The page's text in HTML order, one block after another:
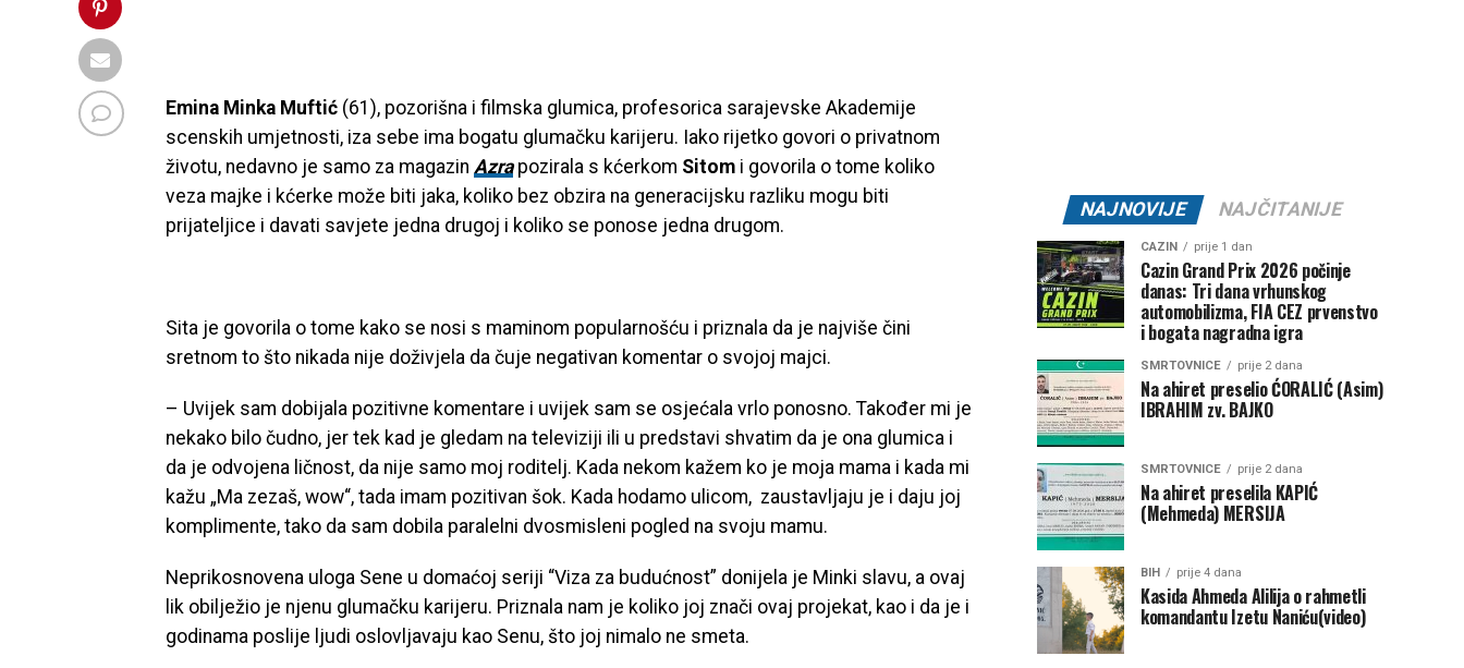
Emina Minka Muftić (61), pozorišna i filmska glumica, profesorica sarajevske Akademije
scenskih umjetnosti, iza sebe ima bogatu glumačku karijeru. Iako rijetko govori o privatnom
životu, nedavno je samo za magazin Azrapozirala s kćerkom Sitom i govorila o tome koliko
veza majke i kćerke može biti jaka, koliko bez obzira na generacijsku razliku mogu biti
prijateljice i davati savjete jedna drugoj i koliko se ponose jedna drugom.
Sita je govorila o tome kako se nosi s maminom popularnošću i priznala da je najviše čini
sretnom to što nikada nije doživjela da čuje negativan komentar o svojoj majci.
– Uvijek sam dobijala pozitivne komentare i uvijek sam se osjećala vrlo ponosno. Također mi je
nekako bilo čudno, jer tek kad je gledam na televiziji ili u predstavi shvatim da je ona glumica i
da je odvojena ličnost, da nije samo moj roditelj. Kada nekom kažem ko je moja mama i kada mi
kažu „Ma zezaš, wow“, tada imam pozitivan šok. Kada hodamo ulicom, zaustavljaju je i daju joj
komplimente, tako da sam dobila paralelni dvosmisleni pogled na svoju mamu.
Neprikosnovena uloga Sene u domaćoj seriji “Viza za budućnost” donijela je Minki slavu, a ovaj
lik obilježio je njenu glumačku karijeru. Priznala nam je koliko joj znači ovaj projekat, kao i da je i
godinama poslije ljudi oslovljavaju kao Senu, što joj nimalo ne smeta.
NAJNOVIJE NAJČITANIJE
CAZIN prije 1 dan
Cazin Grand Prix 2026 počinje
danas: Tri dana vrhunskog
automobilizma, FIA CEZ prvenstvo
i bogata nagradna igra
SMRTOVNICE prije 2 dana
Na ahiret preselio ĆORALIĆ (Asim)
IBRAHIM zv. BAJKO
SMRTOVNICE prije 2 dana
Na ahiret preselila KAPIĆ
(Mehmeda) MERSIJA
BIH prije 4 dana
Kasida Ahmeda Alilija o rahmetli
komandantu Izetu Naniću(video)